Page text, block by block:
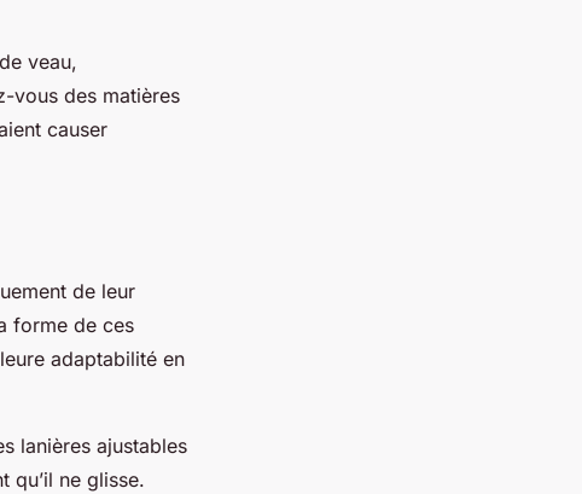
veau,
vous des matières
causer
de leur
forme de ces
adaptabilité en
lanières ajustables
qu’il ne glisse.